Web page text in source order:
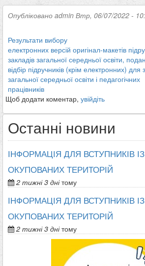
Опубліковано admin Втр, 06/07/2022 -
Результати вибору
електронних версій оригінал-макетів
закладів загальної середньої освіти,
відбір підручників (крім електронних) для
загальної середньої освіти і педагогічних
працівників
Щоб додати коментар, увійдіть
Останні новини
ІНФОРМАЦІЯ ДЛЯ ВСТУПНИКІВ
ОКУПОВАНИХ ТЕРИТОРІЙ
2 тижні 3 днітому
ІНФОРМАЦІЯ ДЛЯ ВСТУПНИКІВ
ОКУПОВАНИХ ТЕРИТОРІЙ
2 тижні 3 днітому